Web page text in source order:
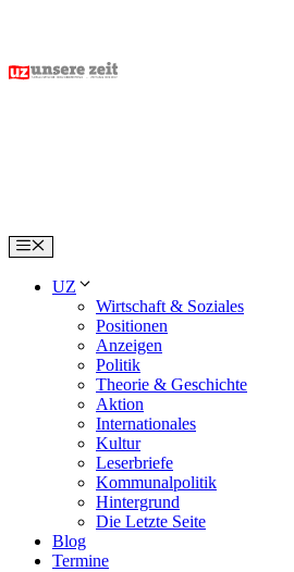
content
Menu
UZ
Wirtschaft & Soziales
Positionen
Anzeigen
Politik
Theorie & Geschichte
Aktion
Internationales
Kultur
Leserbriefe
Kommunalpolitik
Hintergrund
Die Letzte Seite
Blog
Termine